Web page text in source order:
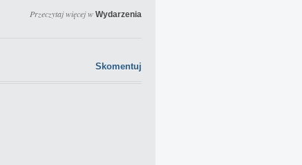
Przeczytaj więcej w Wydarzenia
Skomentuj